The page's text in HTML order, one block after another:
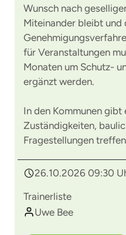
Wunsch nach
Miteinander bleibt und
für Veranstaltungen
Monaten um Schutz-
ergänzt werden.
In den Kommunen gibt
Zuständigkeiten,
Fragestellungen
26.10.2026 09:30
Trainerliste
Uwe Bee